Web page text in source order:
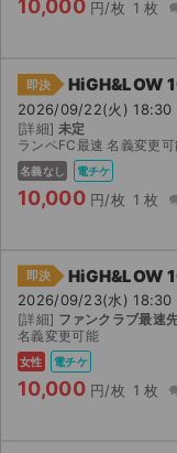
10,000 円/枚 1 枚
即決 HiGH&LOW
2026/09/22(火) 18:30
[詳細] 未定
ランペFC最速 名義変更可能 重複分の為、券面とは違う
名義なし 電チケ
10,000 円/枚 1 枚
即決 HiGH&LOW
2026/09/23(水) 18:30
[詳細] ファンクラブ最速
名義変更可能
女性 電チケ
10,000 円/枚 1 枚